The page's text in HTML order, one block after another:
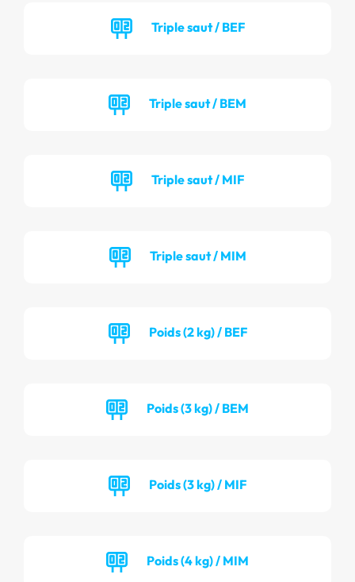
Triple saut / BEF
Triple saut / BEM
Triple saut / MIF
Triple saut / MIM
Poids (2 kg) / BEF
Poids (3 kg) / BEM
Poids (3 kg) / MIF
Poids (4 kg) / MIM